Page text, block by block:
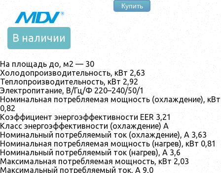
Купить
В наличии
На площадь до, м2 — 30
Холодопроизводительность, кВт 2,63
Теплопроизводительность, кВт 2,92
Электропитание, В/Гц/Ф 220–240/50/1
Номинальная потребляемая мощность (охлаждение), кВт
0,82
Коэффициент энергоэффективности EER 3,21
Класс энергоэффективности (охлаждение) A
Номинальный потребляемый ток (охлаждение), А 3,63
Номинальная потребляемая мощность (нагрев), кВт 0,81
Номинальный потребляемый ток (нагрев), А 3,6
Максимальная потребляемая мощность, кВт 2,03
Максимальный потребляемый ток, А 9,0